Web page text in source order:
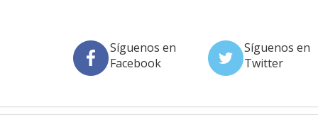
Síguenos en
Facebook
Síguenos en
Twitter